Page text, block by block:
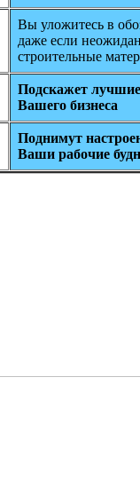
Вы уложитесь в
даже если
строительные
Подскажет
Вашего бизнеса
Поднимут
Ваши рабочие